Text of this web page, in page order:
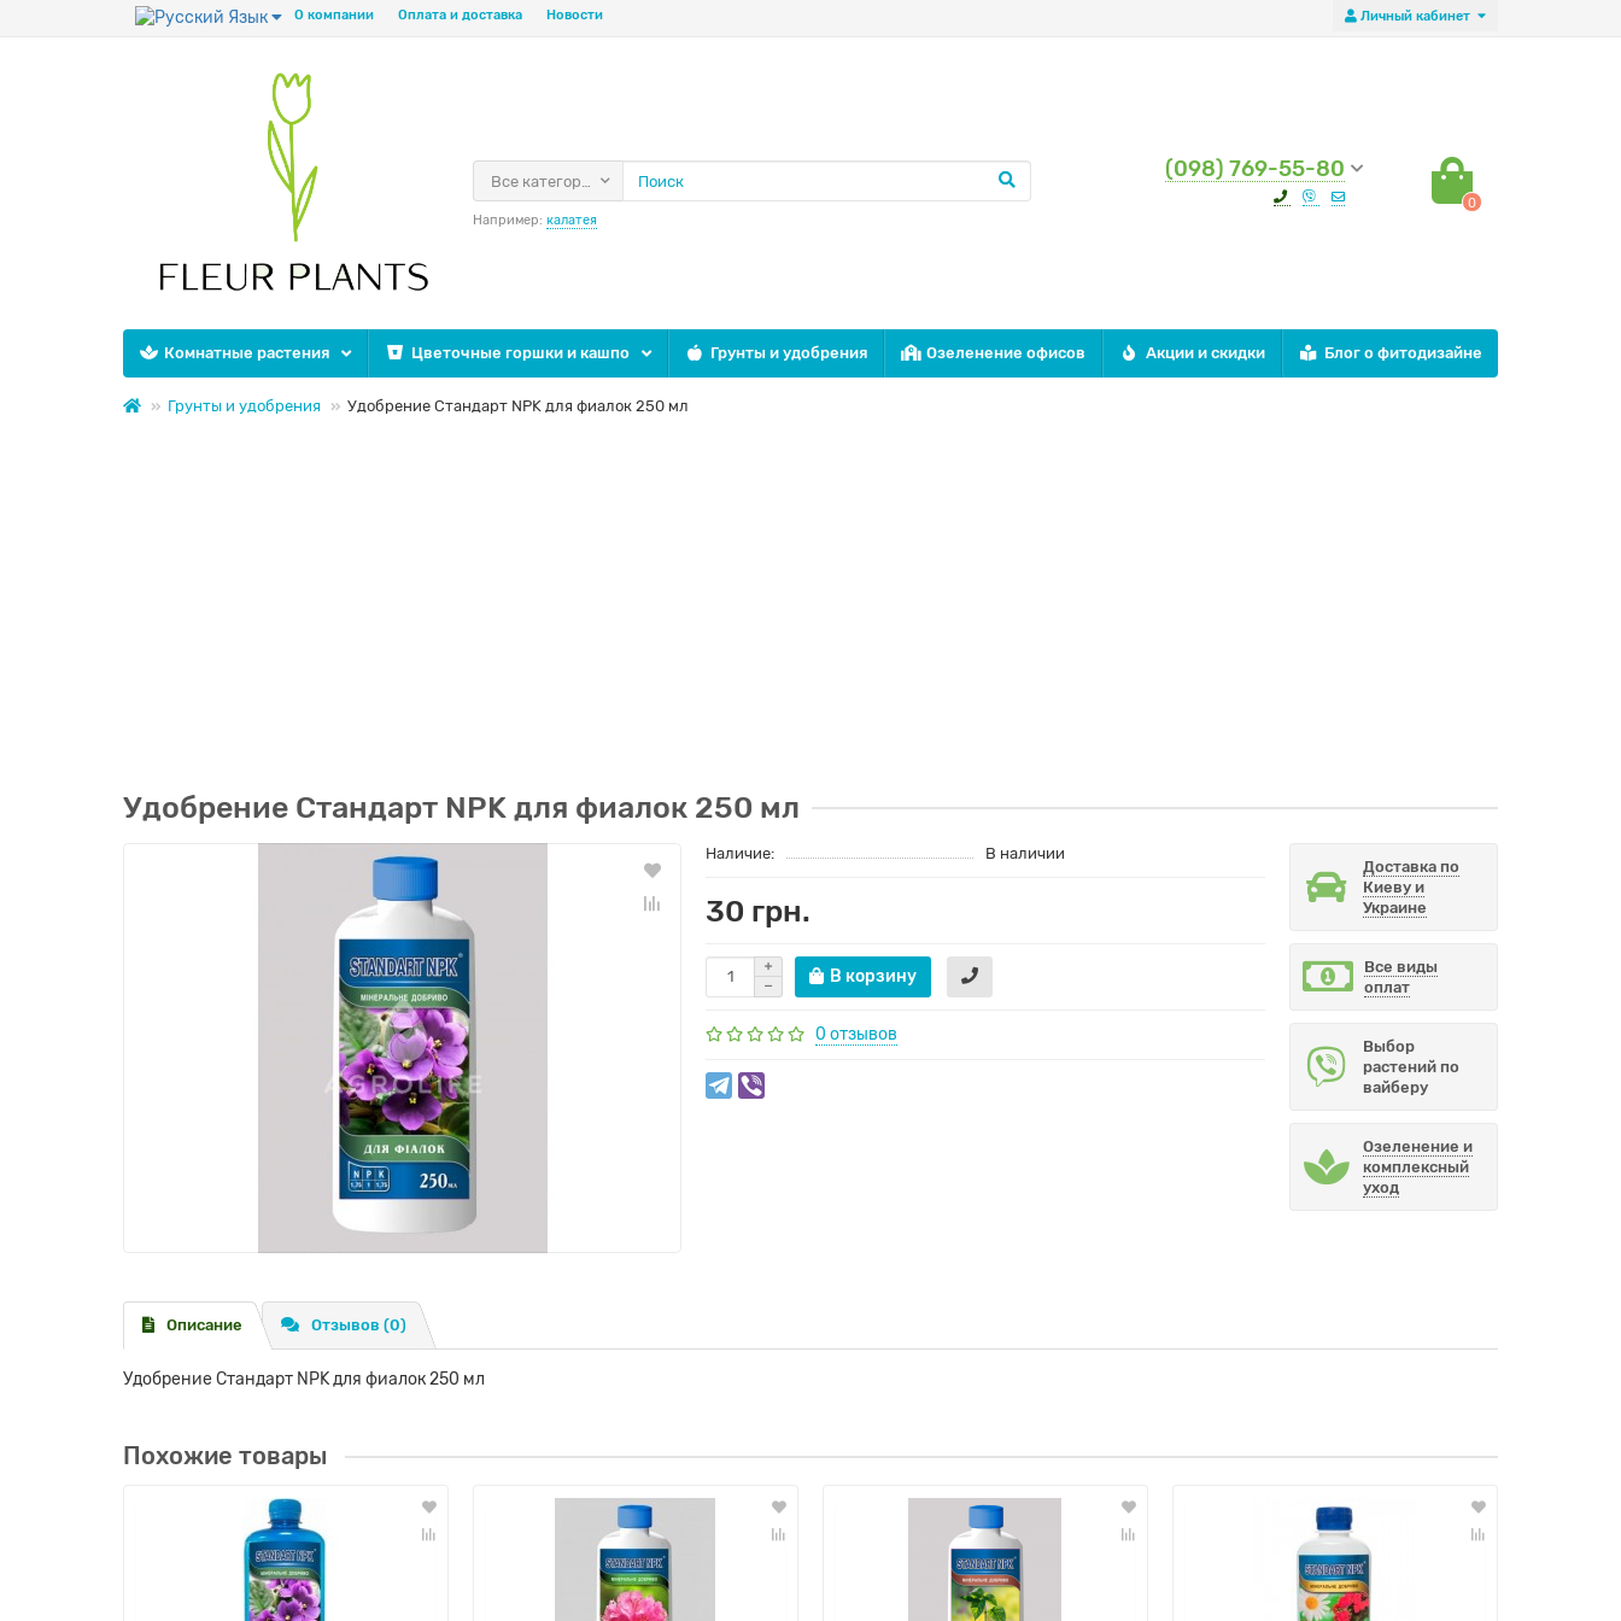
Личный кабинет
Язык О компании Оплата и доставка Новости
(098) 769-55-80
0
Все категории
Например: калатея
Комнатные растения Цветочные горшки и кашпо Грунты и удобрения Озеленение офисов Акции и скидки Блог о фитодизайне
Грунты и удобрения Удобрение Стандарт NPK для фиалок 250 мл
Удобрение Стандарт NPK для фиалок 250 мл
Наличие: В наличии
30 грн.
В корзину
0 отзывов
Доставка по
Киеву и
Украине
Все виды
оплат
Выбор
растений по
вайберу
Озеленение и
комплексный
уход
Описание Отзывов (0)
Удобрение Стандарт NPK для фиалок 250 мл
Похожие товары